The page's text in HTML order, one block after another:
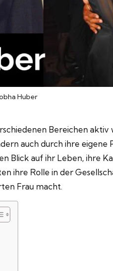
Huber
Bereichen
auch durch ihre eigene
Blick auf ihr Leben, ihre
ihre Rolle in der
Frau macht.